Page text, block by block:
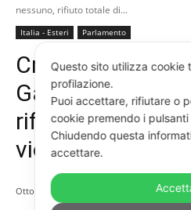
nessuno, rifiuto totale di...
Italia - Esteri Parlamento
Crosetto:
Gaza non serve
rifiuto totale di
violento”
Ottobre 3, 2025
Questo sito utilizza cookie
profilazione.
Puoi accettare, rifiutare o
cookie premendo i
Chiudendo questa
accettare.